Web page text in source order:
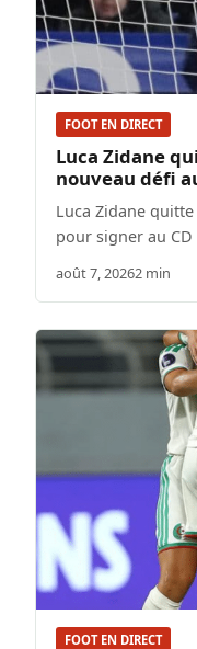
FOOT EN DIRECT
Luca Zidane
nouveau défi
Luca Zidane
pour signer au CD
août 7, 20262 min
FOOT EN DIRECT